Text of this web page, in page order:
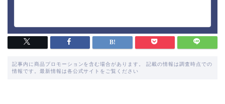
記事内に商品プロモーションを含む場合があります。 記載の情報は調査時点での
情報です。最新情報は各公式サイトをご覧ください